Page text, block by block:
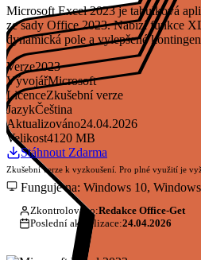
Microsoft Excel 2023 je tabulková
ze sady Office 2023. Nabízí funkce
dynamická pole a vylepšené
Verze2023
VývojářMicrosoft
LicenceZkušební verze
JazykČeština
Aktualizováno24.04.2026
Velikost4120 MB
Stáhnout Zdarma
Zkušební verze k vyzkoušení. Pro plné využití je
Funguje na: Windows 10, Windows
Zkontrolováno:Redakce Office-Get
Poslední aktualizace:24.04.2026